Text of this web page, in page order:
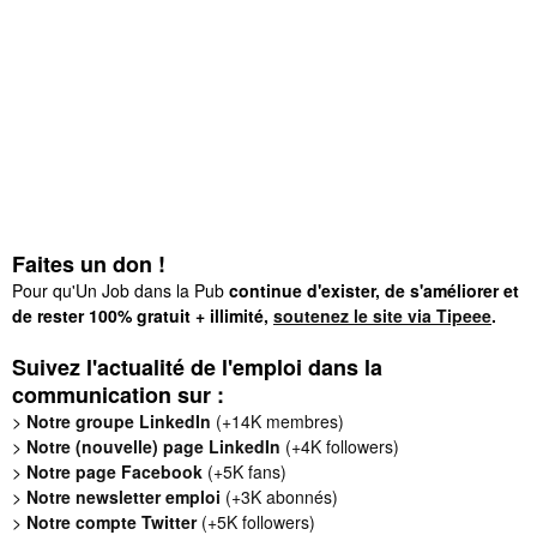
Faites un don !
Pour qu'Un Job dans la Pub continue d'exister, de s'améliorer et
de rester 100% gratuit + illimité, soutenez le site via Tipeee.
Suivez l'actualité de l'emploi dans la
communication sur :
> Notre groupe LinkedIn (+14K membres)
> Notre (nouvelle) page LinkedIn (+4K followers)
> Notre page Facebook (+5K fans)
> Notre newsletter emploi (+3K abonnés)
> Notre compte Twitter(+5K followers)